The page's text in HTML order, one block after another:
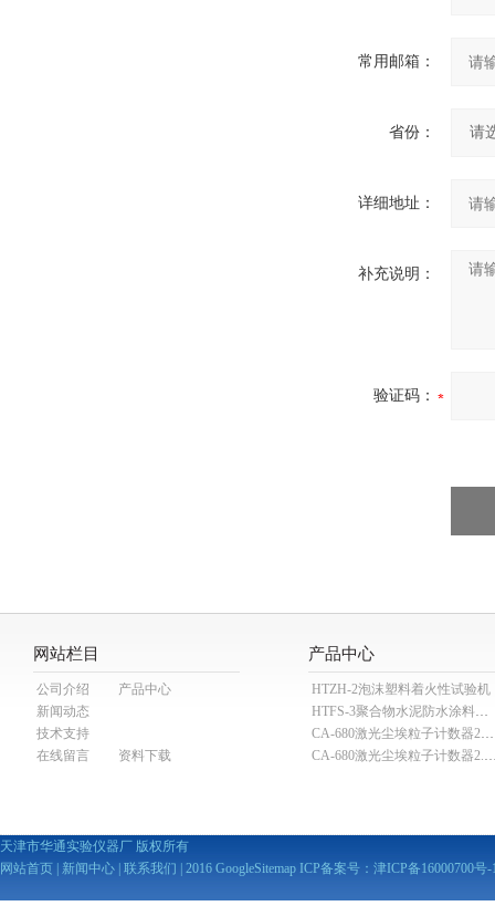
常用邮箱：
省份：
详细地址：
补充说明：
验证码：
网站栏目
公司介绍
产品中心
新闻动态
技术支持
在线留言
资料下载
产品中心
HTZH-2泡沫塑料着火性试验机
HTFS-3聚合物水泥防水涂料分散机
CA-680激光尘埃粒子计数器28.3L
CA-680激光尘埃粒子
天津市华通实验仪器厂 版权所有
网站首页
新闻中心 联系我们 | 2016 GoogleSitemap ICP备案号： 津ICP备16000700号-